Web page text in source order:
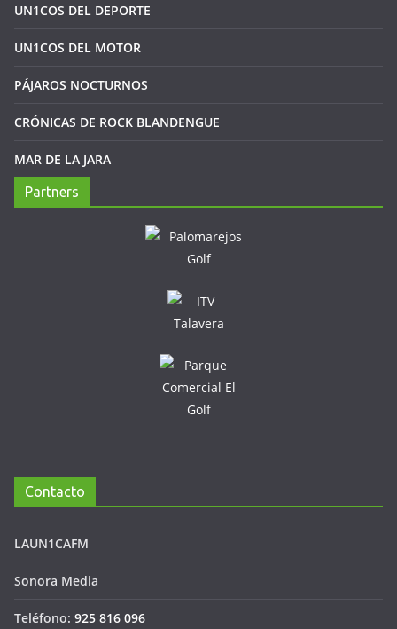
UN1COS DEL DEPORTE
UN1COS DEL MOTOR
PÁJAROS NOCTURNOS
CRÓNICAS DE ROCK BLANDENGUE
MAR DE LA JARA
Partners
Contacto
LAUN1CAFM
Sonora Media
Teléfono: 925 816 096